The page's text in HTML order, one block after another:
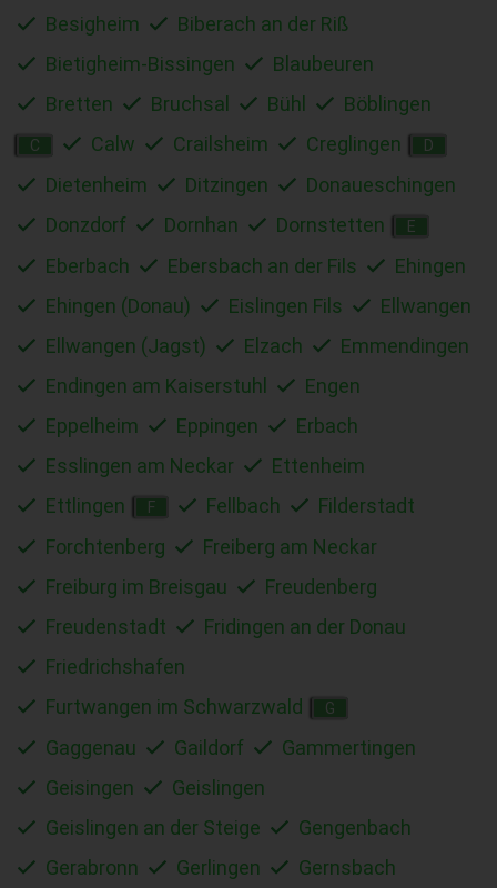
Besigheim
Biberach an der Riß
Bietigheim-Bissingen
Blaubeuren
Bretten
Bruchsal Bühl Böblingen
C Calw Crailsheim Creglingen D
Dietenheim Ditzingen
Donaueschingen
Donzdorf
Dornhan Dornstetten E
Eberbach Ebersbach an der Fils
Ehingen
Ehingen (Donau)
Eislingen Fils
Ellwangen
Ellwangen (Jagst)
Elzach
Emmendingen
Endingen am Kaiserstuhl
Engen
Eppelheim
Eppingen
Erbach
Esslingen am Neckar
Ettenheim
Ettlingen
F Fellbach
Filderstadt
Forchtenberg
Freiberg am Neckar
Freiburg im Breisgau
Freudenberg
Freudenstadt
Fridingen an der Donau
Friedrichshafen
Furtwangen im Schwarzwald
G
Gaggenau Gaildorf
Gammertingen
Geisingen
Geislingen
Geislingen an der Steige
Gengenbach
Gerabronn
Gerlingen
Gernsbach